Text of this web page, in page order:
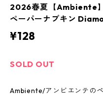
2026春夏【Ambiente
ペーパーナプキン
¥128
SOLD OUT
Ambiente/アンビエンテの